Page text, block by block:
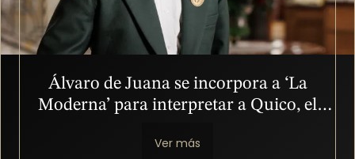
Álvaro de Juana se incorpora a ‘La
Moderna’ para interpretar a Quico, el
Ver más